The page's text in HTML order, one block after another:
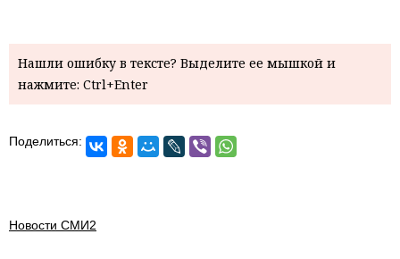
Нашли ошибку в тексте? Выделите ее мышкой и
нажмите: Ctrl+Enter
Поделиться:
Новости СМИ2